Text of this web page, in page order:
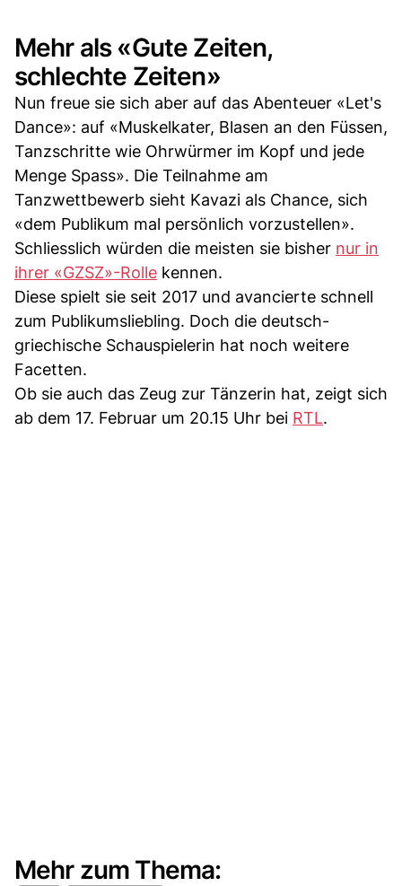
Mehr als «Gute Zeiten,
schlechte Zeiten»
Nun freue sie sich aber auf das Abenteuer «Let's
Dance»: auf «Muskelkater, Blasen an den Füssen,
Tanzschritte wie Ohrwürmer im Kopf und jede
Menge Spass». Die Teilnahme am
Tanzwettbewerb sieht Kavazi als Chance, sich
«dem Publikum mal persönlich vorzustellen».
Schliesslich würden die meisten sie bisher nur in
ihrer «GZSZ»-Rolle kennen.
Diese spielt sie seit 2017 und avancierte schnell
zum Publikumsliebling. Doch die deutsch-
griechische Schauspielerin hat noch weitere
Facetten.
Ob sie auch das Zeug zur Tänzerin hat, zeigt sich
ab dem 17. Februar um 20.15 Uhr bei RTL.
Mehr zum Thema: